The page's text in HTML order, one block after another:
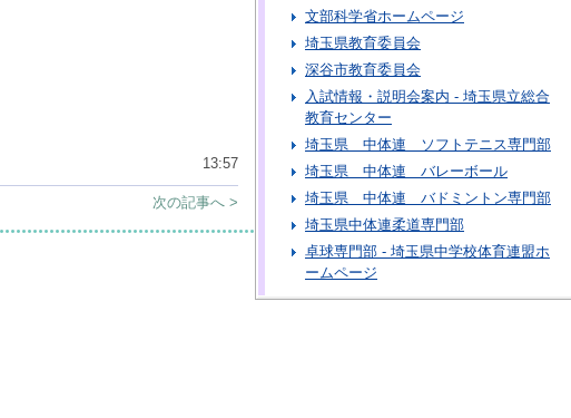
13:57
次の記事へ >
文部科学省ホームページ
埼玉県教育委員会
深谷市教育委員会
入試情報・説明会案内 - 埼玉県立総合
教育センター
埼玉県 中体連 ソフトテニス専門部
埼玉県 中体連 バレーボール
埼玉県 中体連 バドミントン専門部
埼玉県中体連柔道専門部
卓球専門部 - 埼玉県中学校体育連盟ホ
ームページ